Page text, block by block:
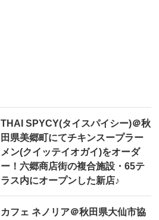
THAI SPYCY(タイスパイシー)＠秋
田県美郷町にてチキンスープラー
メン(クイッテイオガイ)をオーダ
ー！六郷商店街の複合施設・65テ
ラス内にオープンした新店♪
カフェ ネノリア＠秋田県大仙市協